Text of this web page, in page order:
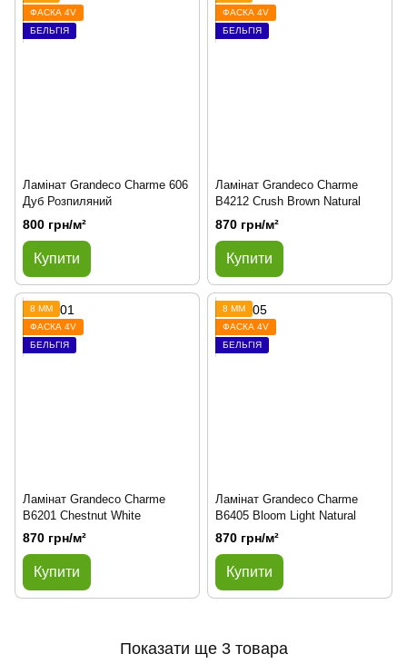
ФАСКА 4V
БЕЛЬГІЯ
Ламінат Grandeco Charme 606
Дуб Розпиляний
800 грн/м²
Купити
ФАСКА 4V
БЕЛЬГІЯ
Ламінат Grandeco Charme
B4212 Crush Brown Natural
870 грн/м²
Купити
8 ММ
ФАСКА 4V
БЕЛЬГІЯ
Ламінат Grandeco Charme
B6201 Chestnut White
870 грн/м²
Купити
8 ММ
ФАСКА 4V
БЕЛЬГІЯ
Ламінат Grandeco Charme
B6405 Bloom Light Natural
870 грн/м²
Купити
Показати ще 3 товара